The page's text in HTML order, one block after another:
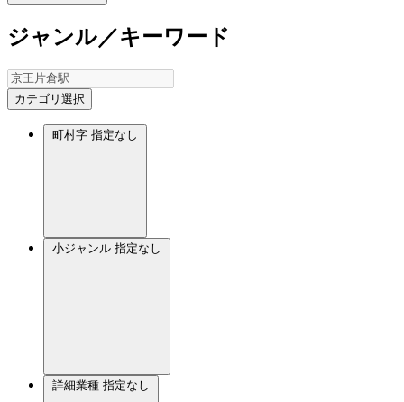
ジャンル／キーワード
カテゴリ選択
町村字 指定なし
小ジャンル 指定なし
詳細業種 指定なし